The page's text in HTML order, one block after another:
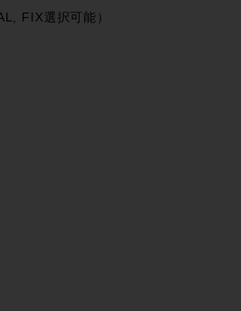
FIX選択可能）